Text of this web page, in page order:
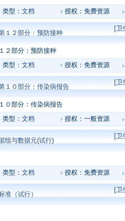
类型： 文档 授权：免费资源
１２部分：预防接种
[卫
２部分：预防接种
类型： 文档 授权：免费资源
１０部分：传染病报告
[卫
０部分：传染病报告
类型： 文档 授权：一般资源
组与数据元(试行)
[卫
类型： 文档 授权：免费资源
准（试行）
[卫